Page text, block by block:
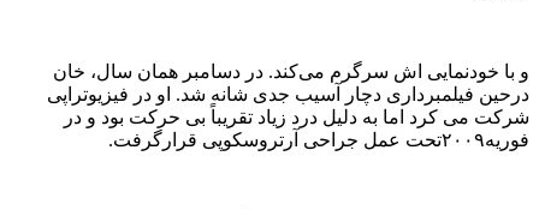
و با خودنمایی اش سرگرم می‌کند. در دسامبر همان سال، خان
درحین فیلمبرداری دچار آسیب جدی شانه شد. او در فیزیوتراپی
شرکت می کرد اما به دلیل درد زیاد تقریباً بی حرکت بود و در
فوریه۲۰۰۹تحت عمل جراحی آرتروسکوپی قرارگرفت.